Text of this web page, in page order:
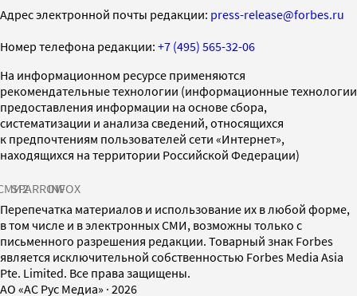
Адрес электронной почты редакции: press-release@forbes.ru
Номер телефона редакции: +7 (495) 565-32-06
На информационном ресурсе применяются
рекомендательные технологии (информационные технологии
предоставления информации на основе сбора,
систематизации и анализа сведений, относящихся
к предпочтениям пользователей сети «Интернет»,
находящихся на территории Российской Федерации)
SPARROWINFOX
Перепечатка материалов и использование их в любой форме,
в том числе и в электронных СМИ, возможны только с
письменного разрешения редакции. Товарный знак Forbes
является исключительной собственностью Forbes Media Asia
Pte. Limited. Все права защищены.
AO «АС Рус Медиа» · 2026